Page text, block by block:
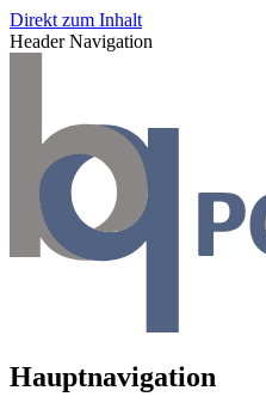
Direkt zum Inhalt
Header Navigation
Hauptnavigation